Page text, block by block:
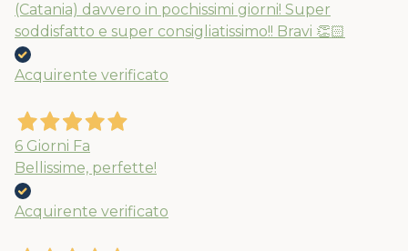
(Catania) davvero in pochissimi giorni! Super
soddisfatto e super consigliatissimo!! Bravi 👏🏻
Acquirente verificato
6 Giorni Fa
Bellissime, perfette!
Acquirente verificato